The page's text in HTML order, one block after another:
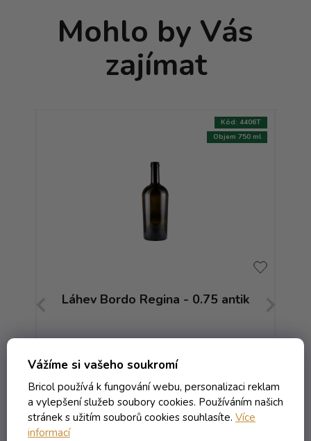
Vážíme si vašeho soukromí
Bricol používá k fungování webu, personalizaci reklam
a vylepšení služeb soubory cookies. Používáním našich
stránek s užitím souborů cookies souhlasíte. Více
informací
Mohlo by Vás
zajímat
Láhev Bordo Regina - 0.75 antik
Skladem
55,59 Kč včetně DPH
45,94 Kč/ ks
Objem 750 ml
Kód: 4406T